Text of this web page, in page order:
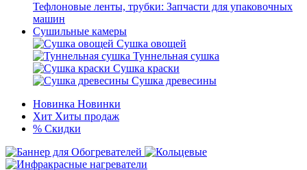
Тефлоновые ленты, трубки: Запчасти для упаковочных
машин
Сушильные камеры
Сушка овощей
Туннельная сушка
Сушка краски
Сушка древесины
Новинка Новинки
Хит Хиты продаж
% Скидки